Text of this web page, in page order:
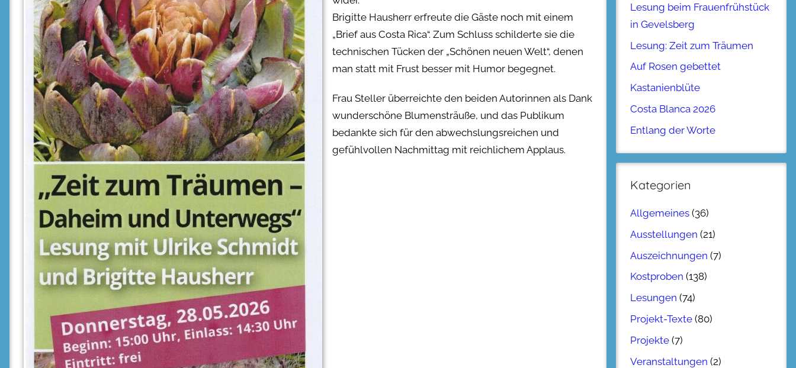
Brigitte Hausherr erfreute die Gäste noch mit einem
„Brief aus Costa Rica“. Zum Schluss schilderte sie die
technischen Tücken der „Schönen neuen Welt“, denen
man statt mit Frust besser mit Humor begegnet.
Frau Steller überreichte den beiden Autorinnen als Dank
wunderschöne Blumensträuße, und das Publikum
bedankte sich für den abwechslungsreichen und
gefühlvollen Nachmittag mit reichlichem Applaus.
Lesung beim Frauenfrühstück
in Gevelsberg
Lesung: Zeit zum Träumen
Auf Rosen gebettet
Kastanienblüte
Costa Blanca 2026
Entlang der Worte
Kategorien
Allgemeines (36)
Ausstellungen (21)
Auszeichnungen (7)
Kostproben (138)
Lesungen (74)
Projekt-Texte (80)
Projekte (7)
Veranstaltungen (2)